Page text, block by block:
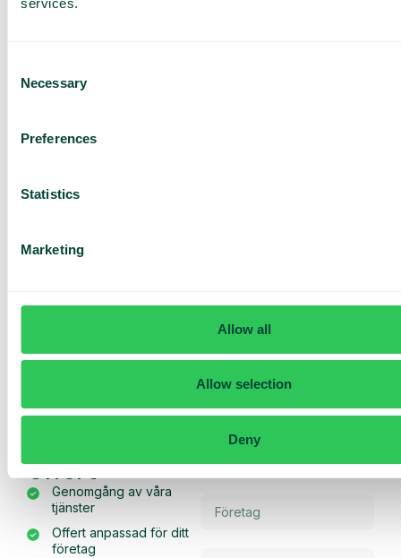
Selection
Necessary
Preferences
Statistics
Marketing
Allow all
Allow selection
Deny
Samtalssummering
Transkribera växelsamtal
skräddarsydd
offert
Genomgång av våra
tjänster
Offert anpassad för ditt
företag